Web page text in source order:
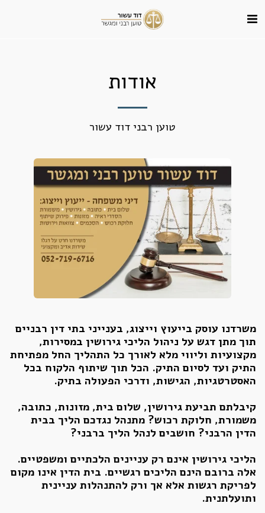
אודות
טוען רבני דוד עשור
משרדנו עוסק בייעוץ וייצוג, בענייני בתי דין רבניים
תוך מתן דגש על ניהול הליכי גירושין במסירות,
מקצועיות וליווי מלא לאורך כל התהליך החל מפתיחת
התיק ועד לסיום התיק. הכל תוך שיתוף הלקוח בכל
האסטרטגיות, הגישות, ודרכי הפעולה בתיק.
קיבלתם תביעת גירושין, שלום בית, מזונות, כתובה,
משמורת, חלוקת רכוש? מתנהל נגדכם הליך בבית
הדין הרבני? חושבים לנהל הליך ברבני?
הליכי גירושין אינם רק עניינים הלכתיים ומשפטיים.
אלה ברובם הינם הליכים רגשיים. בית הדין אינו מקום
לפריקת רגשות אלא אך ורק להתנהלות עניינית
ותועלתנית.